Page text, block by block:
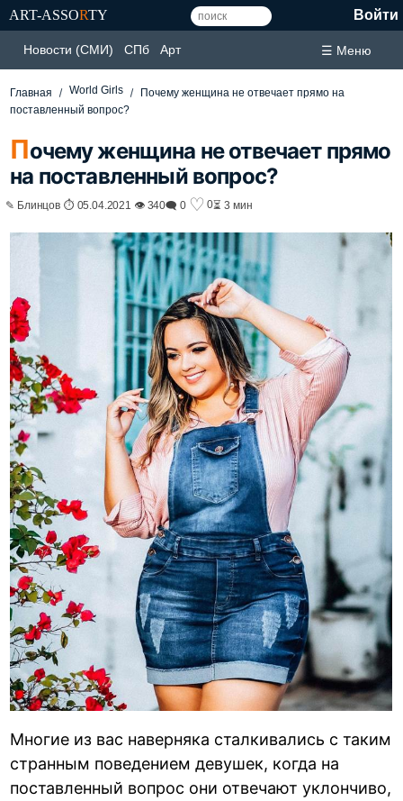
ART-ASSORTY Войти
Новости (СМИ) СПб Арт ☰ Меню
Главная World Girls
Почему женщина не отвечает прямо на
поставленный вопрос?
Почему женщина не отвечает прямо
на поставленный вопрос?
✎ Блинцов ⏱ 05.04.2021 👁 340🗨 0 ♡ 0⏳ 3 мин
Многие из вас наверняка сталкивались с таким
странным поведением девушек, когда на
поставленный вопрос они отвечают уклончиво,